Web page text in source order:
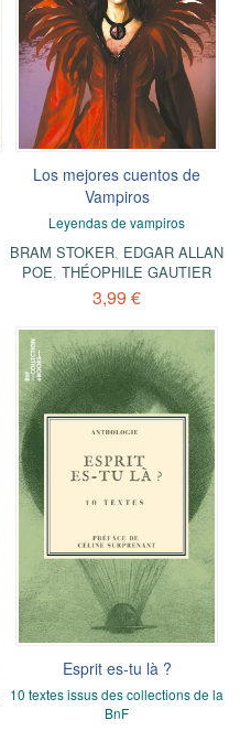
Los mejores cuentos de
Vampiros
Leyendas de vampiros
BRAM STOKER, EDGAR ALLAN
POE,THÉOPHILE GAUTIER
3,99 €
Esprit es-tu là ?
10 textes issus des collections de la
BnF